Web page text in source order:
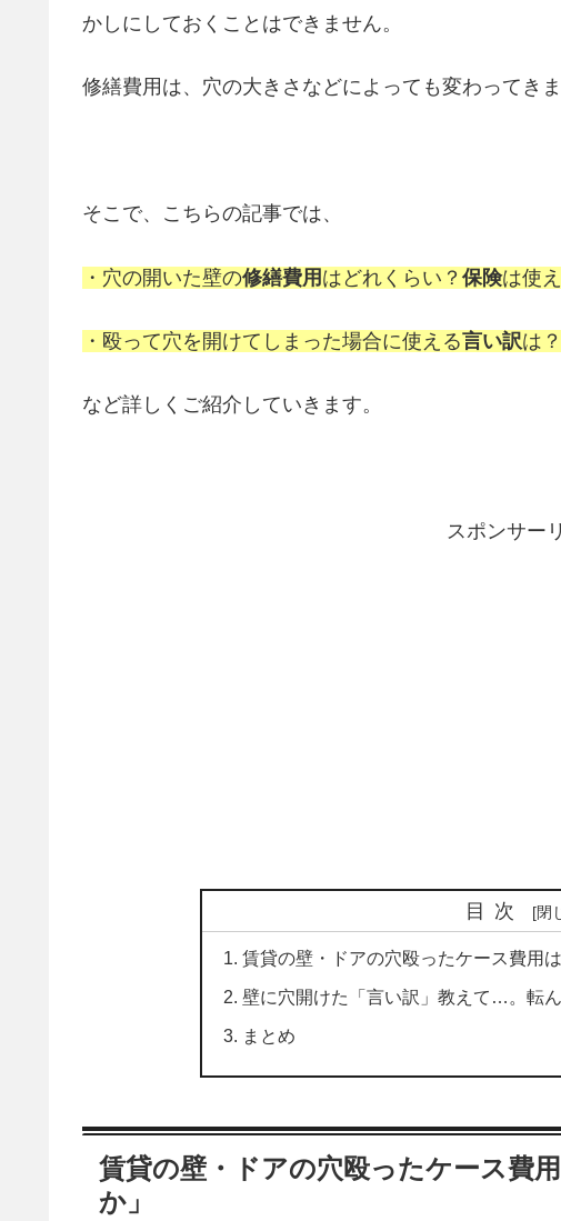
かしにしておくことはできません。
修繕費用は、穴の大きさなどによっても変わってきま
そこで、こちらの記事では、
・穴の開いた壁の修繕費用 はどれくらい？ 保険は使
・殴って穴を開けてしまった場合に使える言い訳は？
など詳しくご紹介していきます。
スポンサー
目次
賃貸の壁・ドアの穴殴ったケース費用
壁に穴開けた「言い訳」教えて…。転
まとめ
賃貸の壁・ドアの穴殴ったケース費
か」